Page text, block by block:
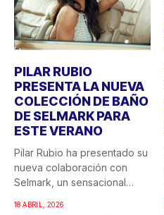
PILAR RUBIO
PRESENTA LA NUEVA
COLECCIÓN DE BAÑO
DE SELMARK PARA
ESTE VERANO
Pilar Rubio ha presentado su
nueva colaboración con
Selmark, un sensacional
18 ABRIL, 2026